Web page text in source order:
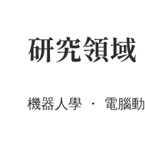
研究領域
機器人學 ・ 電腦